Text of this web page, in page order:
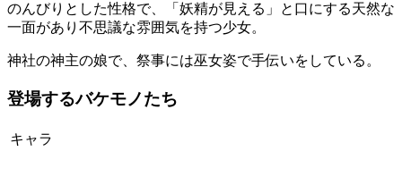
のんびりとした性格で、「妖精が見える」と口にする天然な
一面があり不思議な雰囲気を持つ少女。
神社の神主の娘で、祭事には巫女姿で手伝いをしている。
登場するバケモノたち
キャラ